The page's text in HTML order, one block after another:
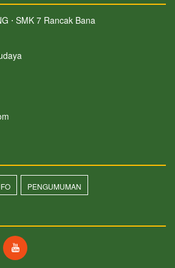
⋅ SMK 7 Rancak Bana
PENGUMUMAN